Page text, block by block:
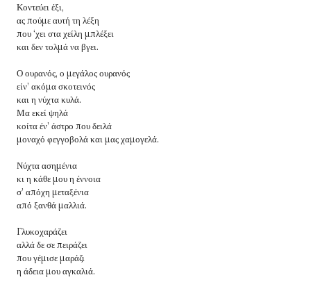
Κοντεύει έξι,
ας πούμε αυτή τη λέξη
που ‘χει στα χείλη μπλέξει
και δεν τολμά να βγει.
Ο ουρανός, ο μεγάλος ουρανός
είν’ ακόμα σκοτεινός
και η νύχτα κυλά.
Μα εκεί ψηλά
κοίτα έν’ άστρο που δειλά
μοναχό φεγγοβολά και μας χαμογελά.
Νύχτα ασημένια
κι η κάθε μου η έννοια
σ’ απόχη μεταξένια
από ξανθά μαλλιά.
Γλυκοχαράζει
αλλά δε σε πειράζει
που γέμισε μαράζι
η άδεια μου αγκαλιά.